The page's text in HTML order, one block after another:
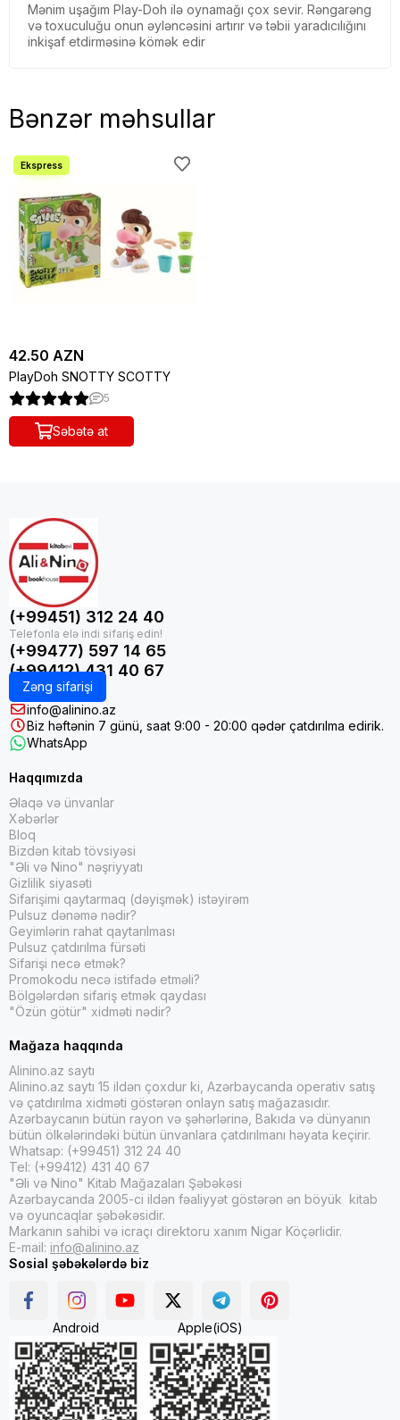
Mənim uşağım Play-Doh ilə oynamağı çox sevir. Rəngarəng
və toxuculuğu onun əyləncəsini artırır və təbii yaradıcılığını
inkişaf etdirməsinə kömək edir
Bənzər məhsullar
42.50 AZN
PlayDoh SNOTTY SCOTTY
5
Səbətə at
(+99451) 312 24 40
(+99477) 597 14 65
(+99412) 431 40 67
Zəng sifarişi
info@alinino.az
Biz həftənin 7 günü, saat 9:00 - 20:00 qədər çatdırılma edirik.
WhatsApp
Haqqımızda
Əlaqə və ünvanlar
Xəbərlər
Bloq
Bizdən kitab tövsiyəsi
"Əli və Nino" nəşriyyatı
Gizlilik siyasəti
Sifarişimi qaytarmaq (dəyişmək) istəyirəm
Pulsuz dənəmə nədir?
Geyimlərin rahat qaytarılması
Pulsuz çatdırılma fürsəti
Sifarişi necə etmək?
Promokodu necə istifadə etməli?
Bölgələrdən sifariş etmək qaydası
"Özün götür" xidməti nədir?
Mağaza haqqında
Alinino.az saytı
Alinino.az saytı 15 ildən çoxdur ki, Azərbaycanda operativ satış
və çatdırılma xidməti göstərən onlayn satış mağazasıdır.
Azərbaycanın bütün rayon və şəhərlərinə, Bakıda və dünyanın
bütün ölkələrindəki bütün ünvanlara çatdırılmanı həyata keçirir.
Whatsap: (+99451) 312 24 40
Tel: (+99412) 431 40 67
"Əli və Nino" Kitab Mağazaları Şəbəkəsi
Azərbaycanda 2005-ci ildən fəaliyyət göstərən ən böyük kitab
və oyuncaqlar şəbəkəsidir.
Markanın sahibi və icraçı direktoru xanım Nigar Köçərlidir.
E-mail: info@alinino.az
Sosial şəbəkələrdə biz
Android Apple(iOS)